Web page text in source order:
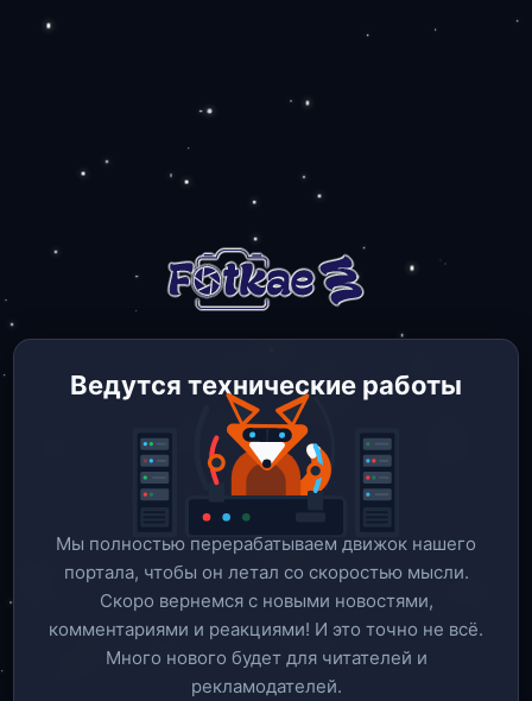
Ведутся технические работы
Мы полностью перерабатываем движок нашего
портала, чтобы он летал со скоростью мысли.
Скоро вернемся c новыми новостями,
комментариями и реакциями! И это точно не всё.
Много нового будет для читателей и
рекламодателей.